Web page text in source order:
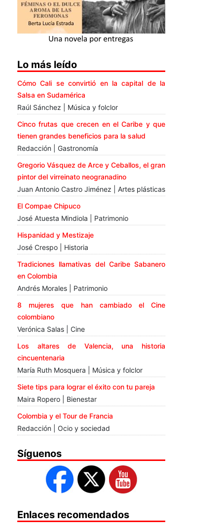
Lo más leído
Cómo Cali se convirtió en la capital de la
Salsa en Sudamérica
Raúl Sánchez | Música y folclor
Cinco frutas que crecen en el Caribe y que
tienen grandes beneficios para la salud
Redacción | Gastronomía
Gregorio Vásquez de Arce y Ceballos, el gran
pintor del virreinato neogranadino
Juan Antonio Castro Jiménez | Artes plásticas
El Compae Chipuco
José Atuesta Mindiola | Patrimonio
Hispanidad y Mestizaje
José Crespo | Historia
Tradiciones llamativas del Caribe Sabanero
en Colombia
Andrés Morales | Patrimonio
8 mujeres que han cambiado el Cine
colombiano
Verónica Salas | Cine
Los altares de Valencia, una historia
cincuentenaria
María Ruth Mosquera | Música y folclor
Siete tips para lograr el éxito con tu pareja
Maira Ropero | Bienestar
Colombia y el Tour de Francia
Redacción | Ocio y sociedad
Síguenos
Enlaces recomendados